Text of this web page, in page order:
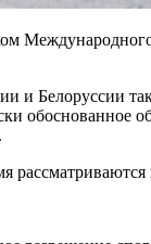
и Белоруссии
обоснованное